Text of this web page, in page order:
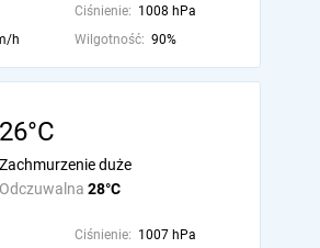
Ciśnienie: 1008 hPa
h Wilgotność: 90%
26°C
Odczuwalna 28°C
Zachmurzenie duże
Ciśnienie: 1007 hPa